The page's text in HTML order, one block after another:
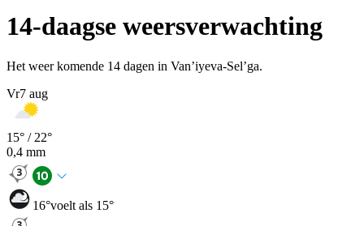
14-daagse weersverwachting
Het weer komende 14 dagen in Van’iyeva-Sel’ga.
Vr7 aug
15° / 22°
0,4 mm
16°voelt als 15°